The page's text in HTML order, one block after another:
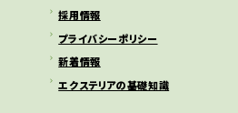
採用情報
プライバシーポリシー
新着情報
エクステリアの基礎知識